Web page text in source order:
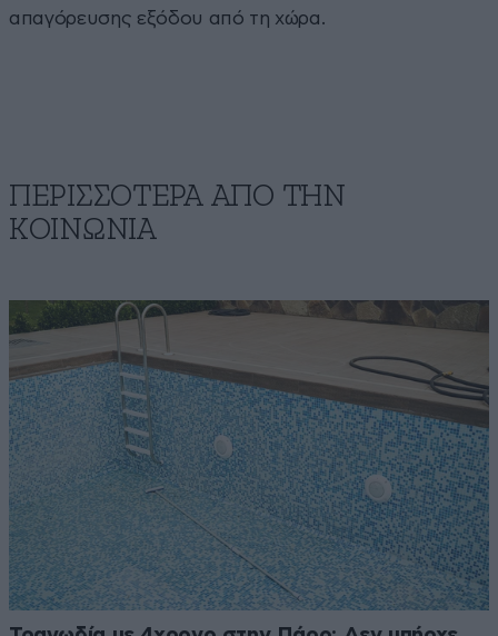
απαγόρευσης εξόδου από τη χώρα.
ΠΕΡΙΣΣΟΤΕΡΑ ΑΠΟ ΤΗΝ
ΚΟΙΝΩΝΙΑ